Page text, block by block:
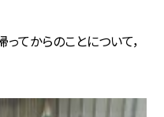
てからのことについて，